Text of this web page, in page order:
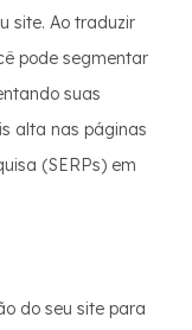
site. Ao traduzir
pode segmentar
suas
alta nas páginas
(SERPs) em
do seu site para